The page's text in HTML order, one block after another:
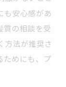
も安心感があ
質の相談を受
方法が推奨さ
ためにも、プ